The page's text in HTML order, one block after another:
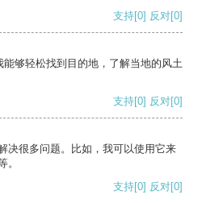
支持[0] 反对[0]
够轻松找到目的地，了解当地的风土
支持[0] 反对[0]
决很多问题。比如，我可以使用它来
。
支持[0] 反对[0]